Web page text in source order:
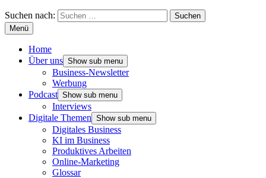
Suchen nach:
Menü
Home
Über uns Show sub menu
Business-Newsletter
Werbung
Podcast Show sub menu
Interviews
Digitale Themen Show sub menu
Digitales Business
KI im Business
Produktives Arbeiten
Online-Marketing
Glossar